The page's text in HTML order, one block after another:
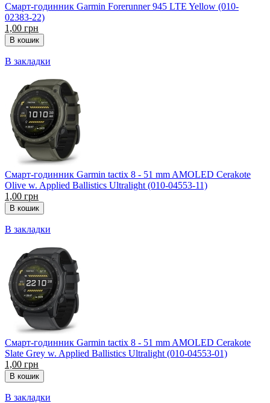
Смарт-годинник Garmin Forerunner 945 LTE Yellow (010-
02383-22)
1,00 грн
В закладки
Смарт-годинник Garmin tactix 8 - 51 mm AMOLED Cerakote
Olive w. Applied Ballistics Ultralight (010-04553-11)
1,00 грн
В закладки
Смарт-годинник Garmin tactix 8 - 51 mm AMOLED Cerakote
Slate Grey w. Applied Ballistics Ultralight (010-04553-01)
1,00 грн
В закладки